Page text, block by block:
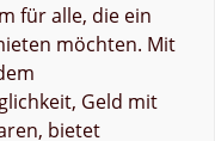
für alle, die ein
möchten. Mit
Geld mit
bietet